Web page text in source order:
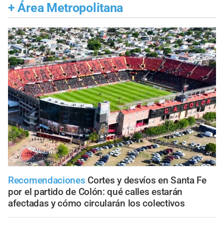
+ Área Metropolitana
Recomendaciones Cortes y desvíos en Santa Fe
por el partido de Colón: qué calles estarán
afectadas y cómo circularán los colectivos